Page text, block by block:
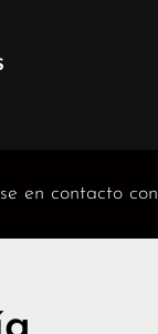
en contacto con